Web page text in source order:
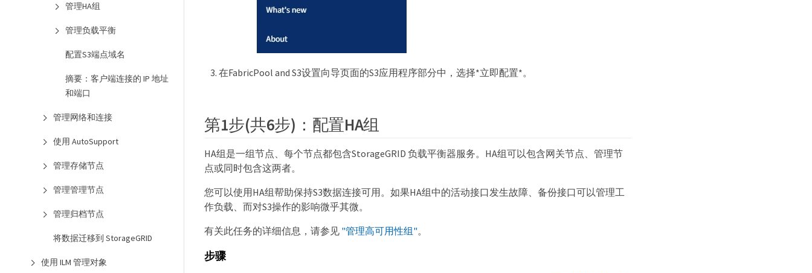
管理HA组
管理负载平衡
配置S3端点域名
摘要：客户端连接的 IP 地址
和端口
管理网络和连接
使用 AutoSupport
管理存储节点
管理管理节点
管理归档节点
将数据迁移到 StorageGRID
使用 ILM 管理对象
在FabricPool and S3设置向导页面的S3应用程序部分中，选择*立即配置*。
第1步(共6步)：配置HA组
HA组是一组节点、每个节点都包含StorageGRID 负载平衡器服务。HA组可以包含网关节点、管理节
点或同时包含这两者。
您可以使用HA组帮助保持S3数据连接可用。如果HA组中的活动接口发生故障、备份接口可以管理工
作负载、而对S3操作的影响微乎其微。
有关此任务的详细信息，请参见 "管理高可用性组"。
步骤